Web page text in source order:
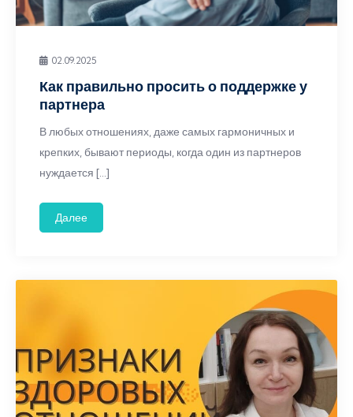
02.09.2025
Как правильно просить о поддержке у
партнера
В любых отношениях, даже самых гармоничных и
крепких, бывают периоды, когда один из партнеров
нуждается […]
Далее